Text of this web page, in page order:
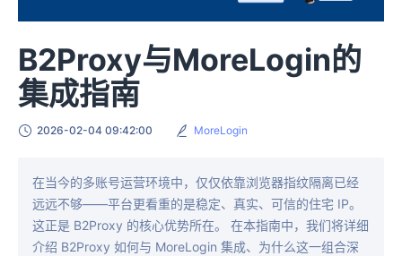
B2Proxy与MoreLogin的
集成指南
2026-02-04 09:42:00 MoreLogin
在当今的多账号运营环境中，仅仅依靠浏览器指纹隔离已经
远远不够——平台更看重的是稳定、真实、可信的住宅 IP。
这正是 B2Proxy 的核心优势所在。 在本指南中，我们将详细
介绍 B2Proxy 如何与 MoreLogin 集成、为什么这一组合深